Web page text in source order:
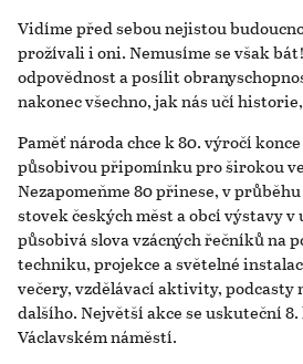
Vidíme před sebou nejistou
prožívali i oni. Nemusíme se však
odpovědnost a posílit
nakonec všechno, jak nás učí
Paměť národa chce k 80. výročí
působivou připomínku pro širokou
Nezapomeňme 80 přinese, v
stovek českých měst a obcí výstavy
působivá slova vzácných řečníků na
techniku, projekce a světelné
večery, vzdělávací aktivity, podcasty
dalšího. Největší akce se uskuteční
Václavském náměstí.